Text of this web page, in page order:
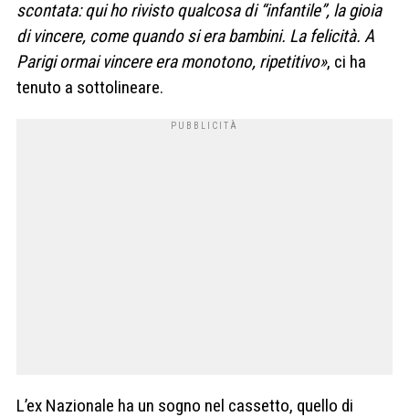
scontata: qui ho rivisto qualcosa di “infantile”, la gioia
di vincere, come quando si era bambini. La felicità. A
Parigi ormai vincere era monotono, ripetitivo», ci ha
tenuto a sottolineare.
L’ex Nazionale ha un sogno nel cassetto, quello di